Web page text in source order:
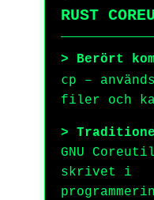
RUST
> Berört
cp –
filer och
>
GNU
skrivet i